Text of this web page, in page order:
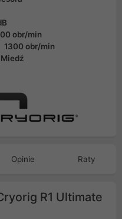
obr/min
1300 obr/min
Opinie Raty
R1 Ultimate